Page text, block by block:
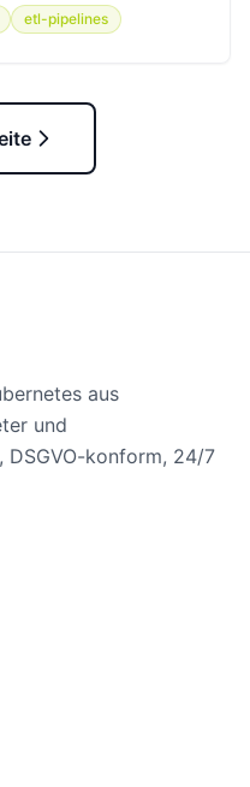
etl-pipelines
aus
und
DSGVO-konform, 24/7